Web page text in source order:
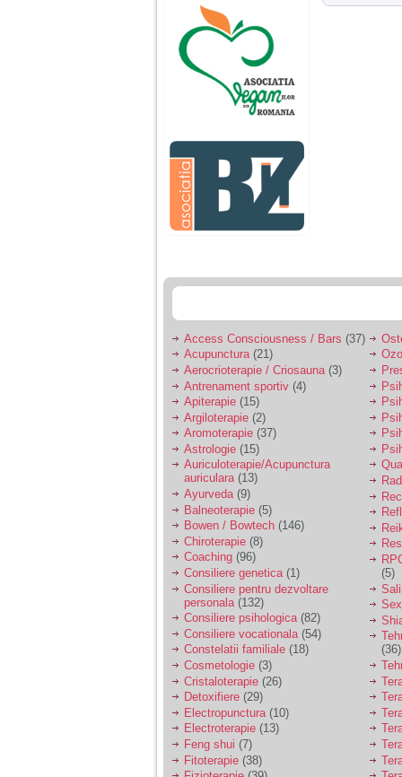
ani, privind in urma
realizez cat de multe
greseli am facut in
educatia si cresterea
ei, am fost o mama
egoista, preocupata
de implinirea
profesionala, cand ea
era mica am neglijat-
agresiva, orice
greseala era taxata cu
o palma sau pedepse.
De 4 ani am o relatie
serioasa cu un barbat
sa se manifeste o
Ma aflu aici pentru ca
vreau sa stiu daca am
nevoie de un psiholog
sau psihiatru.
Sunt casatorita, am
31 de ani si un copil in
varsta de 2 ani care
mi-e lumina ochilor.
De ceva timp simt ca
mi s-a adunat
oboseala, o oboseala
cronica de care nu pot
scapa si simt ca din
cauza ei nu pot
controla nervii si
cateodata are copilul
de suferit.
Am o bariera peste
care nu pot trece:
prietena mea a ramas
insarcinata cu o fata.
Am fost de comun
acord sa facem un
copil, cu gandul ca e
baiat.
Access Consciousness / Bars (37)
Acupunctura(21)
Aerocrioterapie / Criosauna (3)
Antrenament sportiv (4)
Apiterapie (15)
Argiloterapie (2)
Aromoterapie (37)
Astrologie (15)
Auriculoterapie/Acupunctura
auriculara(13)
Ayurveda(9)
Balneoterapie (5)
Bowen / Bowtech (146)
Chiroterapie (8)
Coaching (96)
Consiliere genetica(1)
Consiliere pentru dezvoltare
personala (132)
Consiliere psihologica(82)
Consiliere vocationala (54)
Constelatii familiale (18)
Cosmetologie (3)
Cristaloterapie (26)
Detoxifiere (29)
Electropunctura (10)
Electroterapie (13)
Feng shui (7)
Fitoterapie (38)
(5)
(36)